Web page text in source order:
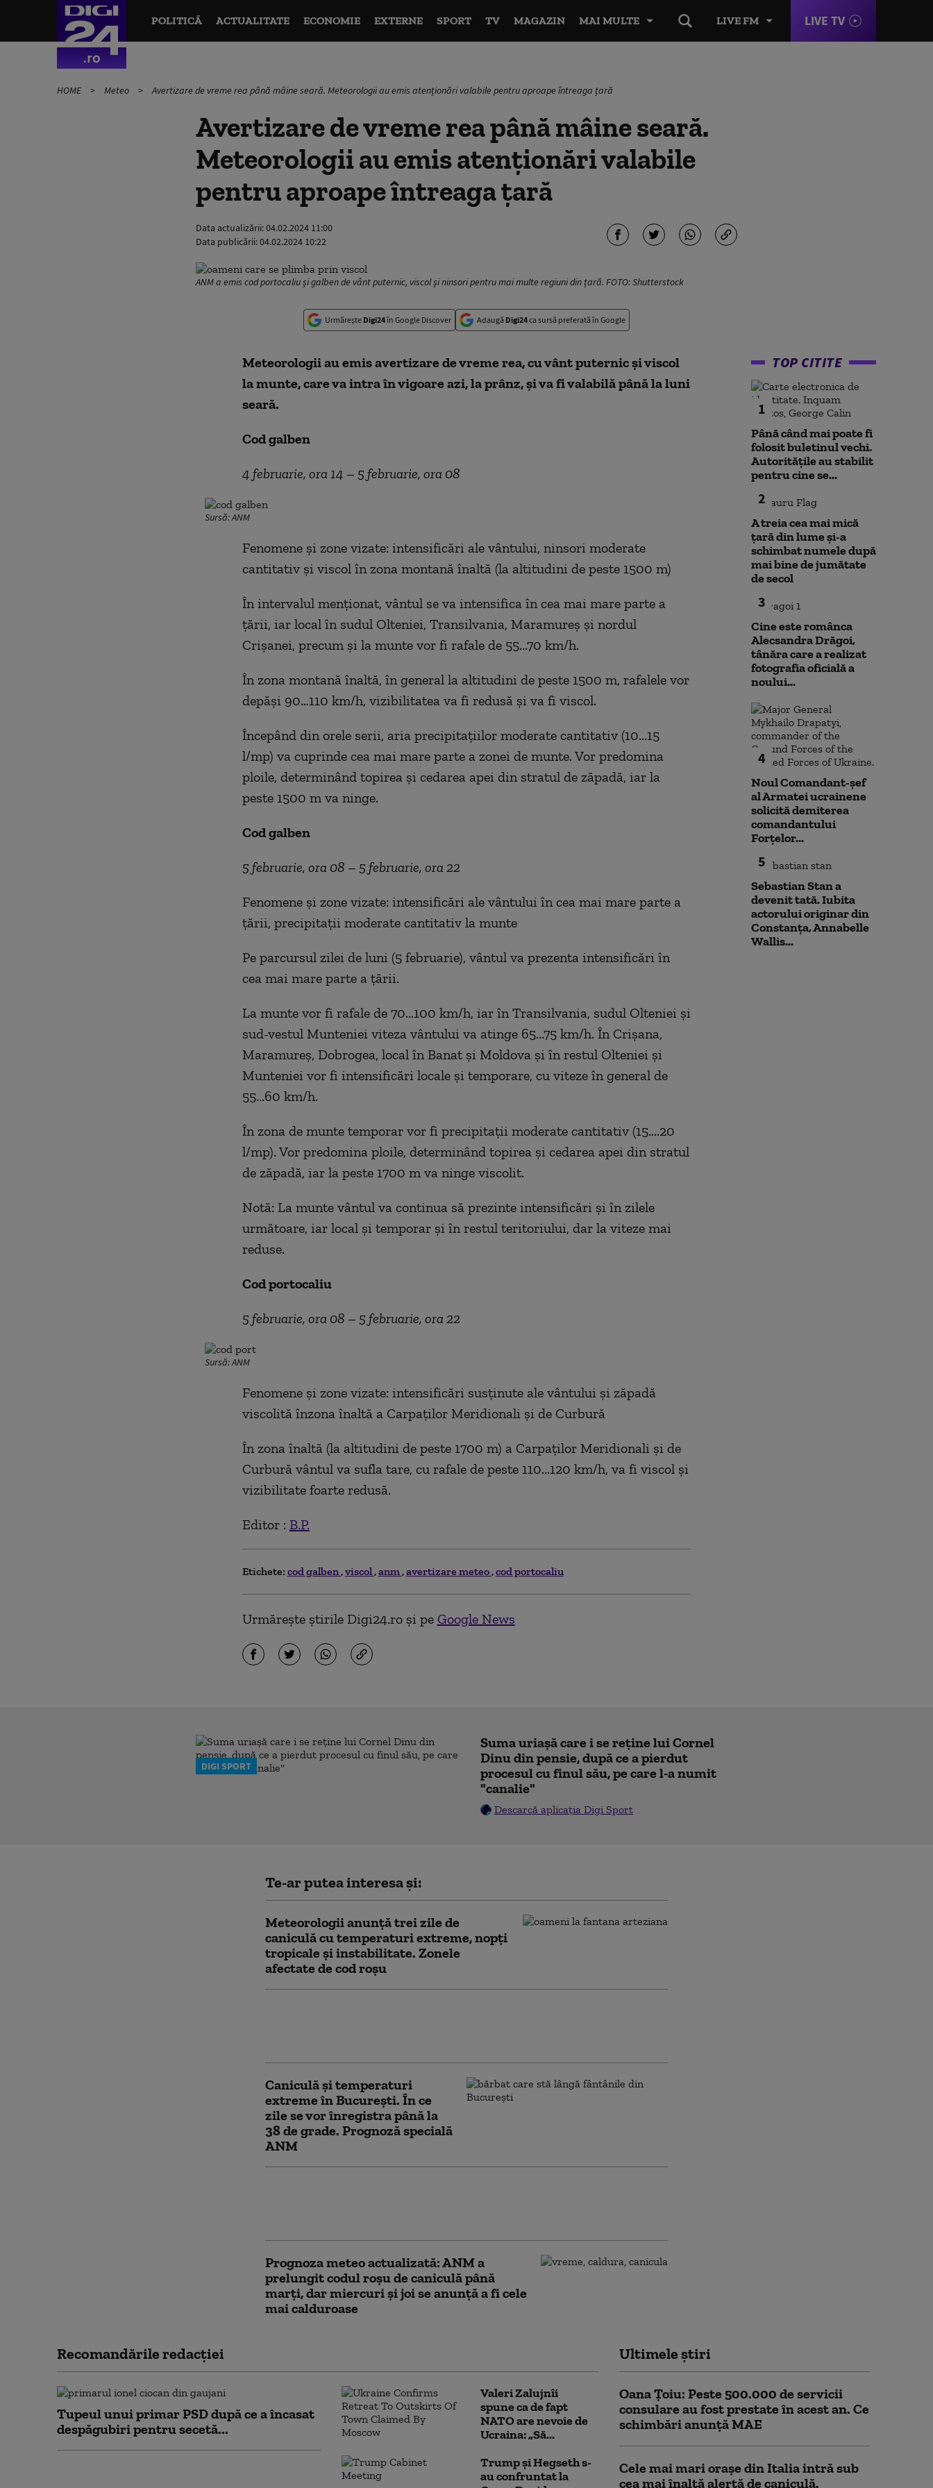
LIVE FM LIVE TV
POLITICĂ ACTUALITATE ECONOMIE EXTERNE SPORT TV MAGAZIN MAI MULTE
HOME Meteo Avertizare de vreme rea până mâine seară. Meteorologii au emis atenționări valabile pentru aproape întreaga țară
Avertizare de vreme rea până mâine seară.
Meteorologii au emis atenționări valabile
pentru aproape întreaga țară
Data actualizării:04.02.2024 11:00
Data publicării:04.02.2024 10:22
ANM a emis cod portocaliu și galben de vânt puternic, viscol și ninsori pentru mai multe regiuni din țară. FOTO: Shutterstock
Urmărește Digi24în Google Discover Adaugă Digi24ca sursă preferată în Google
Meteorologii au emis avertizare de vreme rea, cu vânt puternic și viscol
la munte, care va intra în vigoare azi, la prânz, și va fi valabilă până la luni
seară.
Cod galben
4 februarie, ora 14 – 5 februarie, ora 08
Sursă: ANM
Fenomene și zone vizate: intensificări ale vântului, ninsori moderate
cantitativ și viscol în zona montană înaltă (la altitudini de peste 1500 m)
În intervalul menționat, vântul se va intensifica în cea mai mare parte a
țării, iar local în sudul Olteniei, Transilvania, Maramureș și nordul
Crișanei, precum și la munte vor fi rafale de 55...70 km/h.
În zona montană înaltă, în general la altitudini de peste 1500 m, rafalele vor
depăși 90…110 km/h, vizibilitatea va fi redusă și va fi viscol.
Începând din orele serii, aria precipitațiilor moderate cantitativ (10...15
l/mp) va cuprinde cea mai mare parte a zonei de munte. Vor predomina
ploile, determinând topirea și cedarea apei din stratul de zăpadă, iar la
peste 1500 m va ninge.
Cod galben
5 februarie, ora 08 – 5 februarie, ora 22
Fenomene și zone vizate: intensificări ale vântului în cea mai mare parte a
țării, precipitații moderate cantitativ la munte
Pe parcursul zilei de luni (5 februarie), vântul va prezenta intensificări în
cea mai mare parte a țării.
La munte vor fi rafale de 70...100 km/h, iar în Transilvania, sudul Olteniei și
sud-vestul Munteniei viteza vântului va atinge 65...75 km/h. În Crișana,
Maramureș, Dobrogea, local în Banat și Moldova și în restul Olteniei și
Munteniei vor fi intensificări locale și temporare, cu viteze în general de
55...60 km/h.
În zona de munte temporar vor fi precipitații moderate cantitativ (15....20
l/mp). Vor predomina ploile, determinând topirea și cedarea apei din stratul
de zăpadă, iar la peste 1700 m va ninge viscolit.
Notă: La munte vântul va continua să prezinte intensificări și în zilele
următoare, iar local și temporar și în restul teritoriului, dar la viteze mai
reduse.
Cod portocaliu
5 februarie, ora 08 – 5 februarie, ora 22
Sursă: ANM
Fenomene și zone vizate: intensificări susținute ale vântului și zăpadă
viscolită înzona înaltă a Carpaților Meridionali și de Curbură
În zona înaltă (la altitudini de peste 1700 m) a Carpaților Meridionali și de
Curbură vântul va sufla tare, cu rafale de peste 110...120 km/h, va fi viscol și
vizibilitate foarte redusă.
Editor : B.P.
Etichete: cod galben viscol anm avertizare meteo cod portocaliu
Urmărește știrile Digi24.ro și pe Google News
TOP CITITE
1
Până când mai poate fi
folosit buletinul vechi.
Autoritățile au stabilit
pentru cine se...
2
A treia cea mai mică
țară din lume și-a
schimbat numele după
mai bine de jumătate
de secol
3
Cine este românca
Alecsandra Drăgoi,
tânăra care a realizat
fotografia oficială a
noului...
4
Noul Comandant-șef
al Armatei ucrainene
solicită demiterea
comandantului
Forțelor...
5
Sebastian Stan a
devenit tată. Iubita
actorului originar din
Constanța, Annabelle
Wallis...
DIGI SPORT
Suma uriașă care i se reține lui Cornel
Dinu din pensie, după ce a pierdut
procesul cu finul său, pe care l-a numit
"canalie"
Descarcă aplicația Digi Sport
Te-ar putea interesa și:
Meteorologii anunță trei zile de
caniculă cu temperaturi extreme, nopţi
tropicale şi instabilitate. Zonele
afectate de cod roșu
Caniculă şi temperaturi
extreme în Bucureşti. În ce
zile se vor înregistra până la
38 de grade. Prognoză specială
ANM
Prognoza meteo actualizată: ANM a
prelungit codul roşu de caniculă până
marţi, dar miercuri și joi se anunță a fi cele
mai calduroase
Recomandările redacţiei
Tupeul unui primar PSD după ce a încasat
despăgubiri pentru secetă...
Valeri Zalujnîi
spune ca de fapt
NATO are nevoie de
Ucraina: „Să...
Trump şi Hegseth s-
au confruntat la
Ultimele știri
Oana Țoiu: Peste 500.000 de servicii
consulare au fost prestate în acest an. Ce
schimbări anunță MAE
Cele mai mari orașe din Italia intră sub
cea mai înaltă alertă de caniculă.